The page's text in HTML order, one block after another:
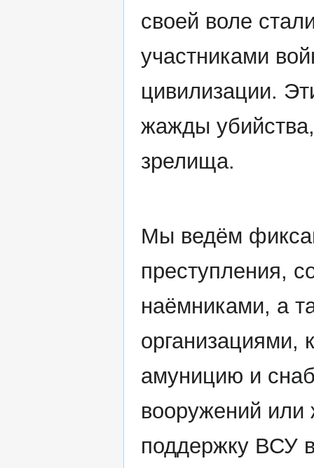
своей воле
участниками
цивилизации.
жажды
зрелища.
Мы ведём
преступления,
наёмниками, а
организациями,
амуницию и
вооружений
поддержку ВСУ